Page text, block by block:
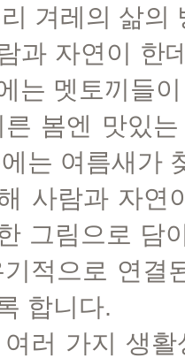
겨레의 삶의
과 자연이 한
는 멧토끼들
봄엔 맛있
는 여름새가
사람과 자연
그림으로 담
적으로 연결
합니다.
러 가지 생